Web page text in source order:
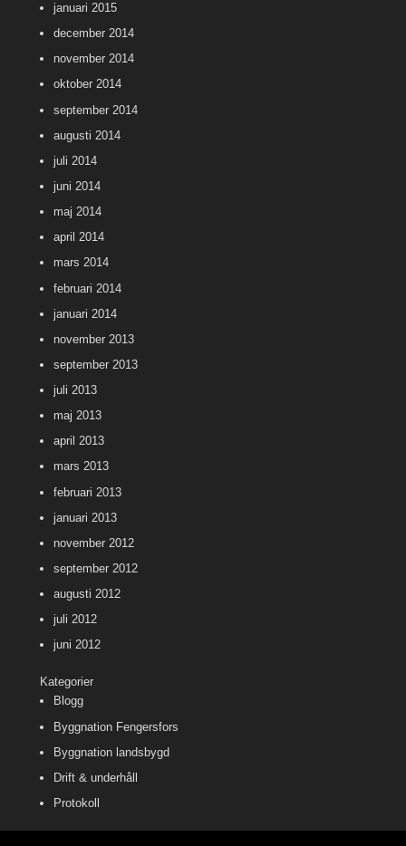
januari 2015
december 2014
november 2014
oktober 2014
september 2014
augusti 2014
juli 2014
juni 2014
maj 2014
april 2014
mars 2014
februari 2014
januari 2014
november 2013
september 2013
juli 2013
maj 2013
april 2013
mars 2013
februari 2013
januari 2013
november 2012
september 2012
augusti 2012
juli 2012
juni 2012
Kategorier
Blogg
Byggnation Fengersfors
Byggnation landsbygd
Drift & underhåll
Protokoll